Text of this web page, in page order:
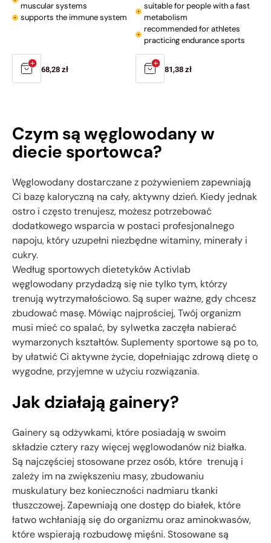
muscular systems
supports the immune system
Regular
68,28 zł
suitable for people with a fast
metabolism
recommended for athletes
practicing endurance sports
Regular
81,38 zł
Czym są węglowodany w
diecie sportowca?
Węglowodany dostarczane z pożywieniem zapewniają
Ci bazę kaloryczną na cały, aktywny dzień. Kiedy jednak
ostro i często trenujesz, możesz potrzebować
dodatkowego wsparcia w postaci profesjonalnego
napoju, który uzupełni niezbędne witaminy, minerały i
cukry.
Według sportowych dietetyków Activlab
węglowodany przydadzą się nie tylko tym, którzy
trenują wytrzymałościowo. Są super ważne, gdy chcesz
zbudować masę. Mówiąc najprościej, Twój organizm
musi mieć co spalać, by sylwetka zaczęła nabierać
wymarzonych kształtów. Suplementy sportowe są po to,
by ułatwić Ci aktywne życie, dopełniając zdrową dietę o
wygodne, przyjemne w użyciu rozwiązania.
Jak działają gainery?
Gainery są odżywkami, które posiadają w swoim
składzie cztery razy więcej węglowodanów niż białka.
Są najczęściej stosowane przez osób, które trenują i
zależy im na zwiększeniu masy, zbudowaniu
muskulatury bez konieczności nadmiaru tkanki
tłuszczowej. Zapewniają one dostęp do białek, które
łatwo wchłaniają się do organizmu oraz aminokwasów,
które wspierają rozbudowę mięśni. Stosowane są